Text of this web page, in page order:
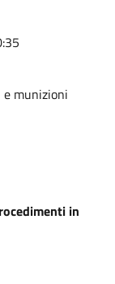
munizioni
in